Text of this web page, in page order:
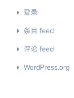
登录
条目 feed
评论 feed
WordPress.org